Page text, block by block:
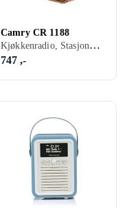
Camry CR 1188
Kjøkkenradio, Stasjonær radio, FM, AM, Retro Radio, USB
747 ,-